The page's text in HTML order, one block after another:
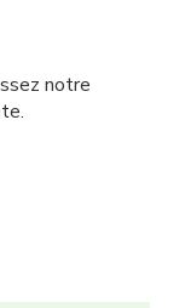
notre